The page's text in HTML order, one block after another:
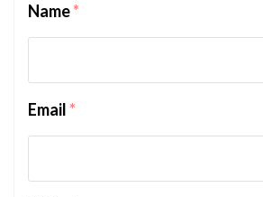
Name*
Email*